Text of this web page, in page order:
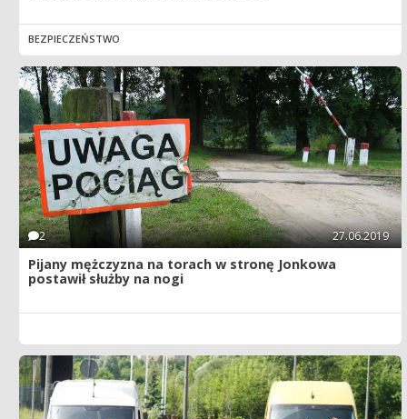
BEZPIECZEŃSTWO
2 27.06.2019
Pijany mężczyzna na torach w stronę Jonkowa
postawił służby na nogi